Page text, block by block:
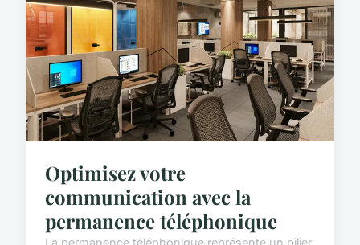
Optimisez votre
communication avec la
permanence téléphonique
La permanence téléphonique représente un pilier